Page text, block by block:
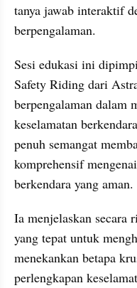
tanya jawab interaktif
berpengalaman.
Sesi edukasi ini
Safety Riding dari
berpengalaman dalam
keselamatan
penuh semangat
komprehensif
berkendara yang aman.
Ia menjelaskan secara
yang tepat untuk
menekankan betapa
perlengkapan